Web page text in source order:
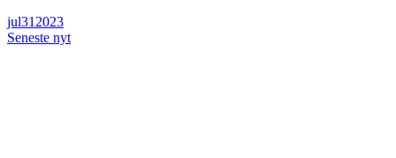
jul31 2023
Seneste nyt